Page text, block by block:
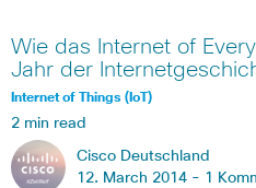
Wie das Internet of
Jahr der
Internet of Things (IoT)
2 min read
Cisco Deutschland
12. March 2014 - 1